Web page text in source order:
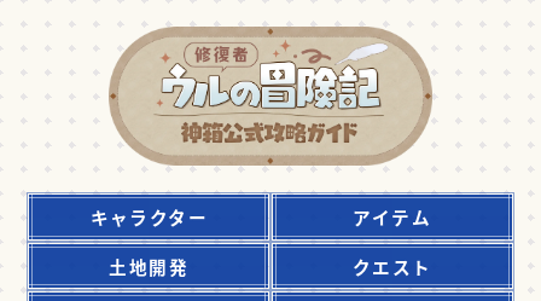
キャラクター
アイテム
土地開発
クエスト